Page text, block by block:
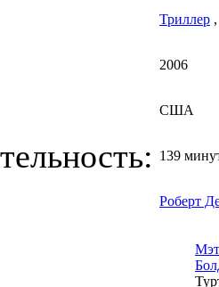
Триллер
2006
США
139
Роберт